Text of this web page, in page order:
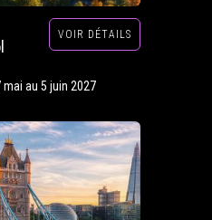
VOIR DÉTAILS
au 5 juin 2027